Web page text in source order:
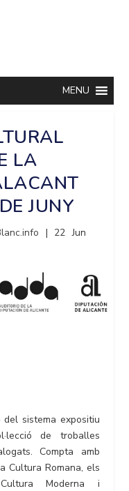
MENU
LA
JUNY
| 22 Jun
sistema expositiu
de troballes
Compta amb
Cultura Romana, els
Moderna i